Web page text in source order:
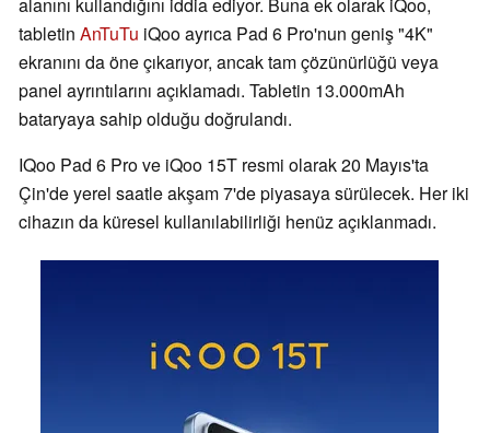
tabletin AnTuTu iQoo ayrıca Pad 6 Pro'nun geniş "4K"
ekranını da öne çıkarıyor, ancak tam çözünürlüğü veya
panel ayrıntılarını açıklamadı. Tabletin 13.000mAh
bataryaya sahip olduğu doğrulandı.
IQoo Pad 6 Pro ve iQoo 15T resmi olarak 20 Mayıs'ta
Çin'de yerel saatle akşam 7'de piyasaya sürülecek. Her iki
cihazın da küresel kullanılabilirliği henüz açıklanmadı.